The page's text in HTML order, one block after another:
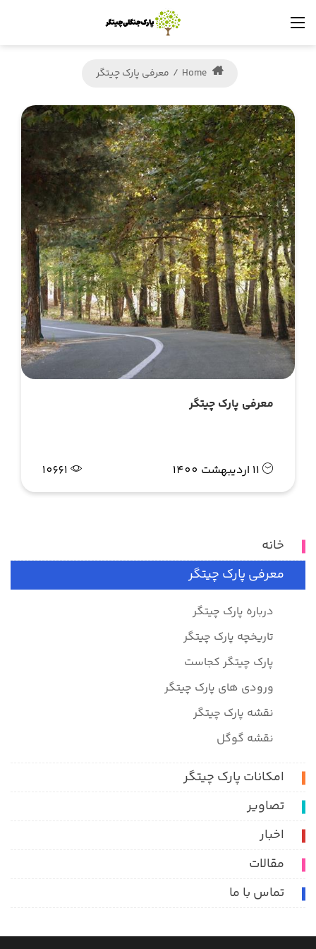
Home
/ معرفی پارک چیتگر
معرفی پارک چیتگر
خانه
معرفی پارک چیتگر
درباره پارک چیتگر
تاریخچه پارک چیتگر
پارک چیتگر کجاست
ورودی های پارک چیتگر
نقشه پارک چیتگر
نقشه گوگل
امکانات پارک چیتگر
تصاویر
اخبار
مقالات
تماس با ما